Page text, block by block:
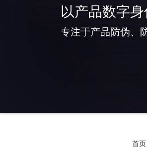
以产品数字
专注于产品防伪、
首页